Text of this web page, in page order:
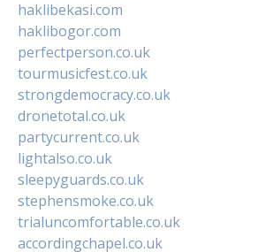
haklibekasi.com
haklibogor.com
perfectperson.co.uk
tourmusicfest.co.uk
strongdemocracy.co.uk
dronetotal.co.uk
partycurrent.co.uk
lightalso.co.uk
sleepyguards.co.uk
stephensmoke.co.uk
trialuncomfortable.co.uk
accordingchapel.co.uk